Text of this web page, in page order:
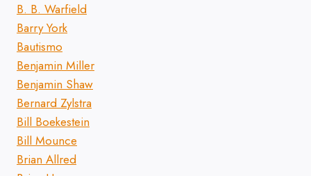
B. B. Warfield
Barry York
Bautismo
Benjamin Miller
Benjamin Shaw
Bernard Zylstra
Bill Boekestein
Bill Mounce
Brian Allred